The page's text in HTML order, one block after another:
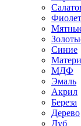
Синие
МДФ
Эмаль
Акрил
Береза
Дерево
Дуб